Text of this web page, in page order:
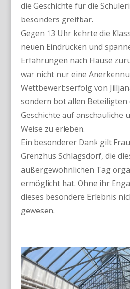
die Geschichte für die
besonders greifbar.
Gegen 13 Uhr kehrte die
neuen Eindrücken und
Erfahrungen nach Hause
war nicht nur eine
Wettbewerbserfolg von
sondern bot allen Beteiligten
Geschichte auf anschauliche
Weise zu erleben.
Ein besonderer Dank gilt
Grenzhus Schlagsdorf, die
außergewöhnlichen Tag
ermöglicht hat. Ohne ihr
dieses besondere Erlebnis
gewesen.